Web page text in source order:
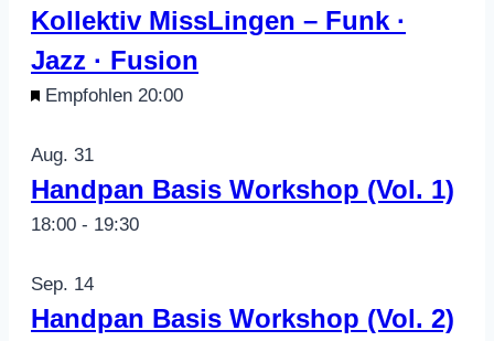
Photo
View
Kollektiv MissLingen – Funk ·
Jazz · Fusion
Empfohlen 20:00
Aug. 31
Handpan Basis Workshop (Vol. 1)
18:00 - 19:30
Sep. 14
Handpan Basis Workshop (Vol. 2)